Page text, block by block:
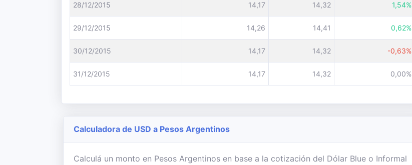
28/12/2015 14,17 14,32 1,54%
29/12/2015 14,26 14,41 0,62%
30/12/2015 14,17 14,32 -0,63%
31/12/2015 14,17 14,32 0,00%
Calculadora de USD a Pesos Argentinos
Calculá un monto en Pesos Argentinos en base a la cotización del Dólar Blue o Informal